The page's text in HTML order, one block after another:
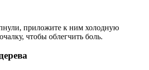
приложите к ним холодную
чтобы облегчить боль.